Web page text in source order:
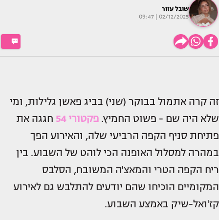
שובל עזור
02/12/2025 | 09:47
זה קרה אתמול בבוקר (שני) בביג פאשן גלילות, ומי
שלא היה שם - פשוט החמיץ. פקטורי 54
חגגה את
פתיחת סניף הקפה הרביעי שלה, והאירוע הפך
במהרה למסלול האופנה הכי לוהט של השבוע. בין
ריח הקפה הטרי והמאצ'ה המשובח, הסלבס
המקומיים הוכיחו שהם יודעים להתלבש גם לאירוע
קז'ואל-שיק באמצע השבוע.